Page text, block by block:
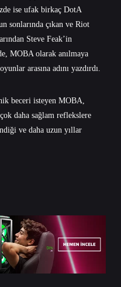
ise ufak birkaç DotA
sonlarında çıkan ve Riot
Steve Feak’in
MOBA olarak anılmaya
arasına adını yazdırdı.
beceri isteyen MOBA,
daha sağlam reflekslere
ve daha uzun yıllar